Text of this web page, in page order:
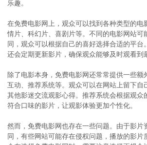
乐趣。
在免费电影网上，观众可以找到各种类型的电
情片、科幻片、喜剧片等。不同的电影网站可
同，观众可以根据自己的喜好选择合适的平台
还会定期更新影片，确保观众能够及时观看到
除了电影本身，免费电影网还常常提供一些额
互动、推荐系统等。观众可以在网站上留下自
其他影迷交流观影心得。推荐系统会根据观众
符合口味的影片，让观影体验更加个性化。
然而，免费电影网也存在一些问题。由于影片
同，有些网站可能存在侵权问题，播放的影片